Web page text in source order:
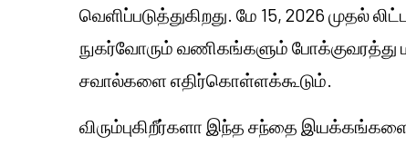
வெளிப்படுத்துகிறது. மே 15, 2026 முதல்
நுகர்வோரும் வணிகங்களும் போக்குவரத்து
சவால்களை எதிர்கொள்ளக்கூடும்.
விரும்புகிறீர்களா இந்த சந்தை இயக்கங்களை